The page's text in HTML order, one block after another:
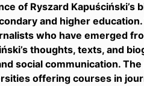
of Ryszard Kapuściński’s
and higher education.
who have emerged
thoughts, texts, and
social communication.
offering courses in